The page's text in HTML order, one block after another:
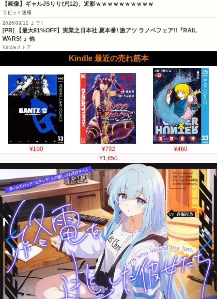
【画像】ギャルJSりりぴ(12)、近影ｗｗｗｗｗｗｗｗｗｗ
ラビット速報
2026/08/12 まで！
[PR] 【最大81%OFF】実業之日本社 夏本番! 激アツ ラノベフェア!!『RAIL
WARS! 』他
Kindleストア
Kindle 最近の売れ筋本
¥100 ¥792
¥460
¥1,650